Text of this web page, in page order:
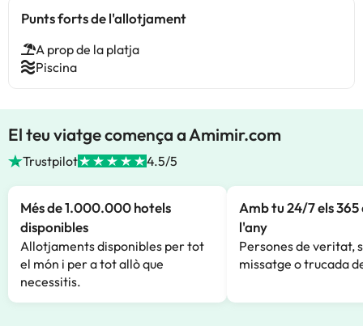
Punts forts de l'allotjament
A prop de la platja
Piscina
El teu viatge comença a Amimir.com
Trustpilot 4.5/5
Més de 1.000.000 hotels
disponibles
Allotjaments disponibles per tot
el món i per a tot allò que
necessitis.
Amb tu 24/7 els 365
l'any
Persones de veritat,
missatge o trucada